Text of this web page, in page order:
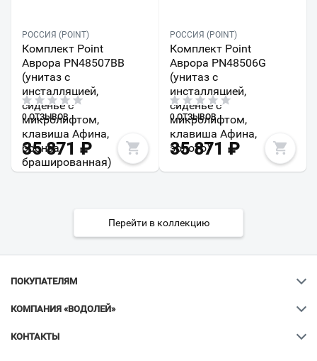
РОССИЯ (POINT)
Комплект Point
Аврора PN48507BB
(унитаз с
инсталляцией,
сиденье с
микролифтом,
клавиша Афина,
бронза
брашированная)
0 ОТЗЫВОВ
35 871 ₽
РОССИЯ (POINT)
Комплект Point
Аврора PN48506G
(унитаз с
инсталляцией,
сиденье с
микролифтом,
клавиша Афина,
золото)
0 ОТЗЫВОВ
35 871 ₽
Перейти в коллекцию
ПОКУПАТЕЛЯМ
КОМПАНИЯ «ВОДОЛЕЙ»
КОНТАКТЫ